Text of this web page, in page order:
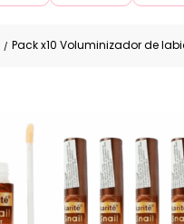
/ Pack x10 Voluminizador de labios con